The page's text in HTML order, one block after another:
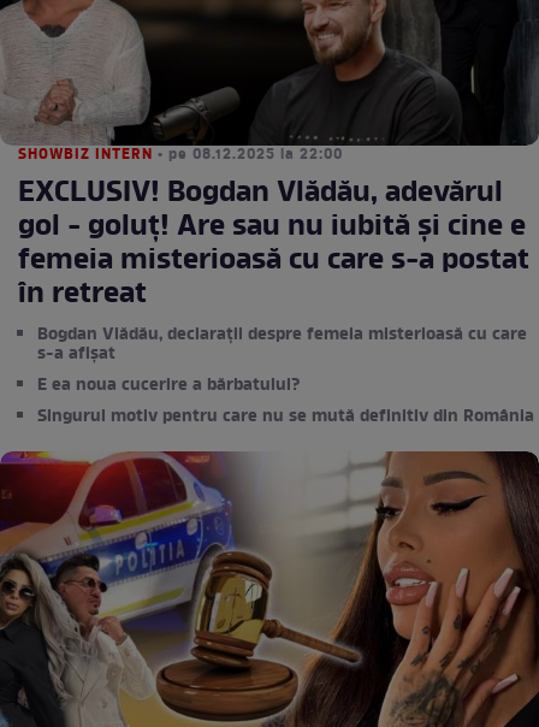
SHOWBIZ INTERN • pe 08.12.2025 la 22:00
EXCLUSIV! Bogdan Vlădău, adevărul
gol - goluţ! Are sau nu iubită și cine e
femeia misterioasă cu care s-a postat
în retreat
Bogdan Vlădău, declarații despre femeia misterioasă cu care
s-a afișat
E ea noua cucerire a bărbatului?
Singurul motiv pentru care nu se mută definitiv din România